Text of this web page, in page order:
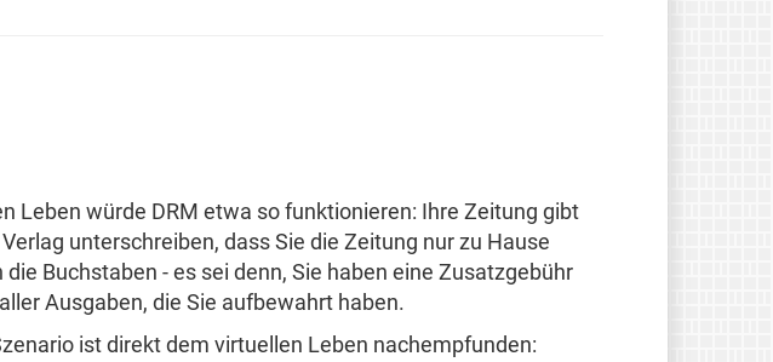
Leben würde DRM etwa so funktionieren: Ihre Zeitung gibt
unterschreiben, dass Sie die Zeitung nur zu Hause
Buchstaben - es sei denn, Sie haben eine Zusatzgebühr
Ausgaben, die Sie aufbewahrt haben.
ist direkt dem virtuellen Leben nachempfunden: